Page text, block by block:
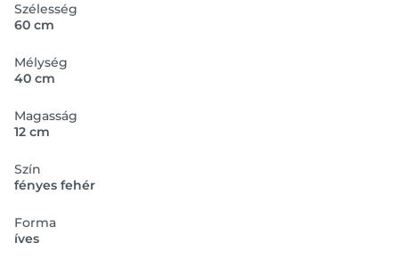
Szélesség
60 cm
Mélység
40 cm
Magasság
12 cm
Szín
fényes fehér
Forma
íves